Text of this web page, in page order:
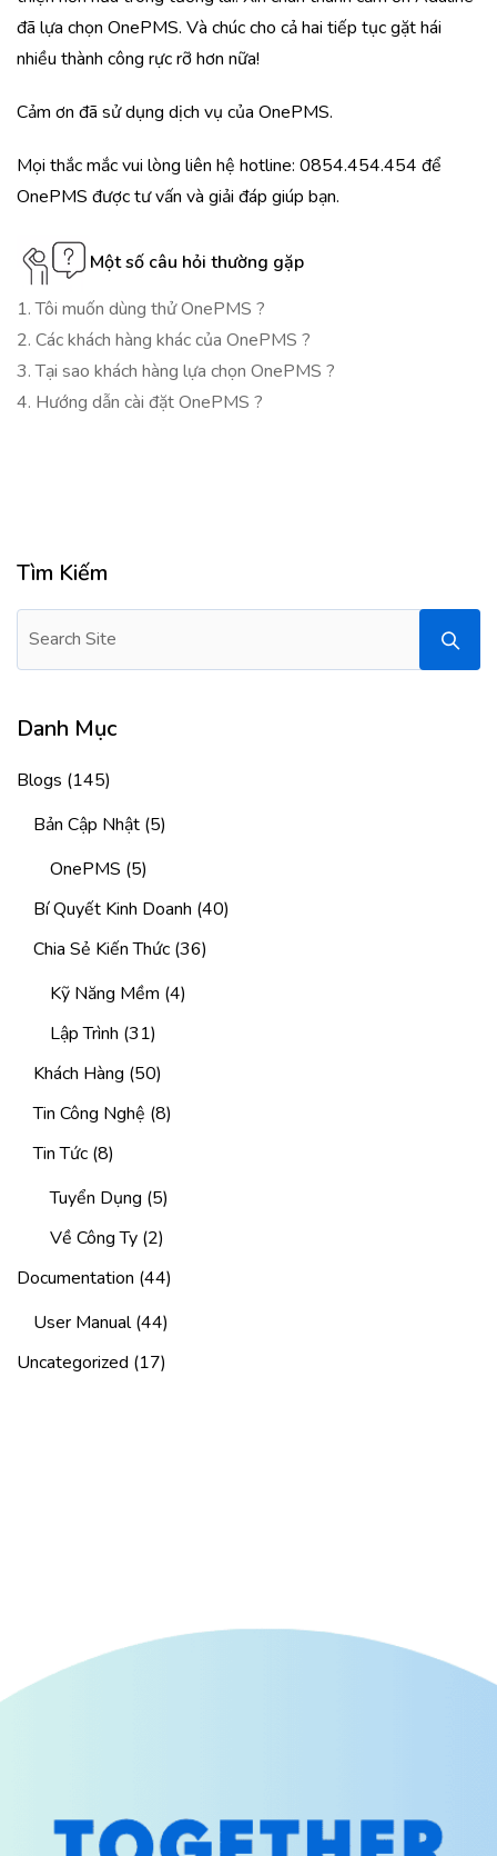
đã lựa chọn OnePMS. Và chúc cho cả hai tiếp tục gặt hái
nhiều thành công rực rỡ hơn nữa!
Cảm ơn đã sử dụng dịch vụ của OnePMS.
Mọi thắc mắc vui lòng liên hệ hotline: 0854.454.454 để
OnePMS được tư vấn và giải đáp giúp bạn.
Một số câu hỏi thường gặp
1. Tôi muốn dùng thử OnePMS ?
2. Các khách hàng khác của OnePMS ?
3. Tại sao khách hàng lựa chọn OnePMS ?
4. Hướng dẫn cài đặt OnePMS ?
Tìm Kiếm
Danh Mục
Blogs (145)
Bản Cập Nhật (5)
OnePMS (5)
Bí Quyết Kinh Doanh (40)
Chia Sẻ Kiến Thức (36)
Kỹ Năng Mềm (4)
Lập Trình (31)
Khách Hàng (50)
Tin Công Nghệ (8)
Tin Tức (8)
Tuyển Dụng (5)
Về Công Ty (2)
Documentation (44)
User Manual(44)
Uncategorized (17)